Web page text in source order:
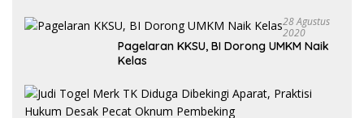
28 Agustus
2020
Pagelaran KKSU, BI Dorong UMKM Naik
Kelas